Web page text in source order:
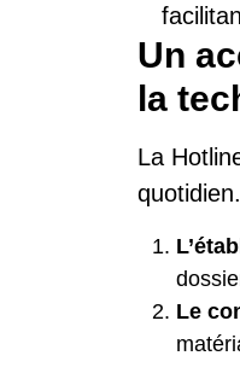
Un
la
La
Le